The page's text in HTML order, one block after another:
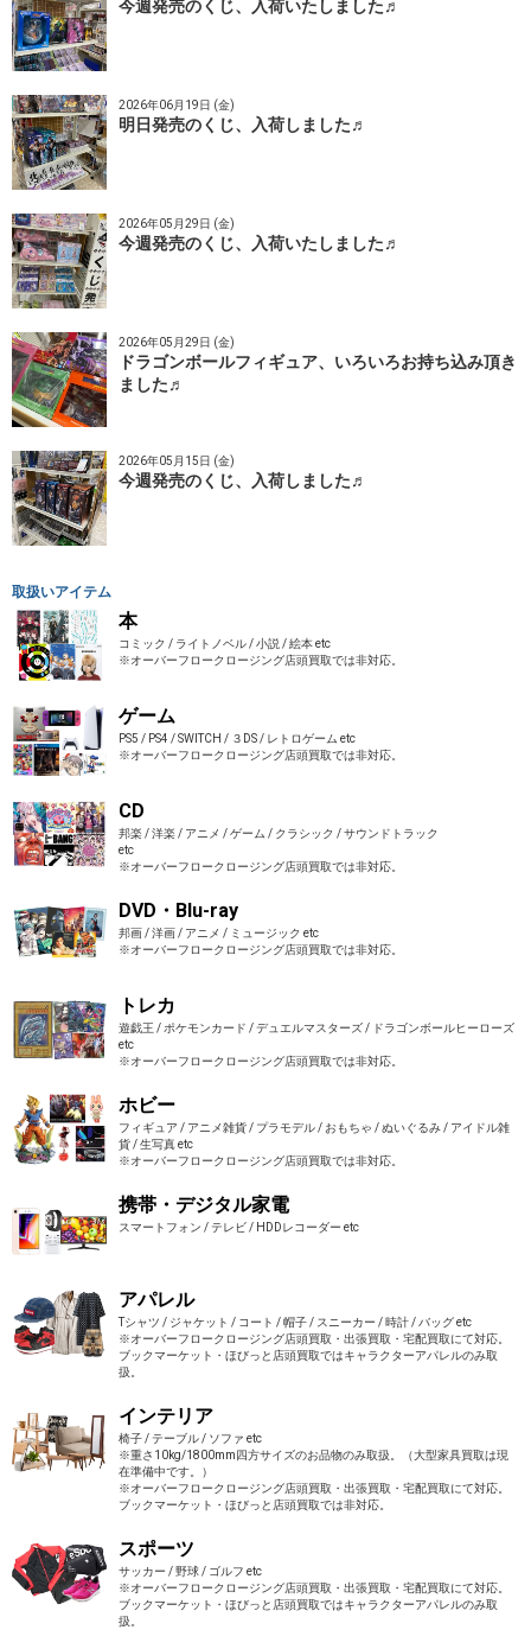
今週発売のくじ、入荷いたしました♬
2026年06月19日 (金)
明日発売のくじ、入荷しました♬
2026年05月29日 (金)
今週発売のくじ、入荷いたしました♬
2026年05月29日 (金)
ドラゴンボールフィギュア、いろいろお持ち込み頂き
ました♬
2026年05月15日 (金)
今週発売のくじ、入荷しました♬
取扱いアイテム
本
コミック / ライトノベル / 小説 / 絵本 etc
※オーバーフロークロージング店頭買取では非対応。
ゲーム
PS5 / PS4 / SWITCH / ３DS / レトロゲーム etc
※オーバーフロークロージング店頭買取では非対応。
CD
邦楽 / 洋楽 / アニメ / ゲーム / クラシック / サウンドトラック
etc
※オーバーフロークロージング店頭買取では非対応。
DVD・Blu-ray
邦画 / 洋画 / アニメ / ミュージック etc
※オーバーフロークロージング店頭買取では非対応。
トレカ
遊戯王 / ポケモンカード / デュエルマスターズ / ドラゴンボールヒーローズ
etc
※オーバーフロークロージング店頭買取では非対応。
ホビー
フィギュア / アニメ雑貨 / プラモデル / おもちゃ / ぬいぐるみ / アイドル雑
貨 / 生写真 etc
※オーバーフロークロージング店頭買取では非対応。
携帯・デジタル家電
スマートフォン / テレビ / HDDレコーダー etc
アパレル
Tシャツ / ジャケット / コート / 帽子 / スニーカー / 時計 / バッグ etc
※オーバーフロークロージング店頭買取・出張買取・宅配買取にて対応。
ブックマーケット・ほびっと店頭買取ではキャラクターアパレルのみ取
扱。
インテリア
椅子 / テーブル / ソファ etc
※重さ10kg/1800mm四方サイズのお品物のみ取扱。（大型家具買取は現
在準備中です。）
※オーバーフロークロージング店頭買取・出張買取・宅配買取にて対応。
ブックマーケット・ほびっと店頭買取では非対応。
スポーツ
サッカー / 野球 / ゴルフ etc
※オーバーフロークロージング店頭買取・出張買取・宅配買取にて対応。
ブックマーケット・ほびっと店頭買取ではキャラクターアパレルのみ取
扱。